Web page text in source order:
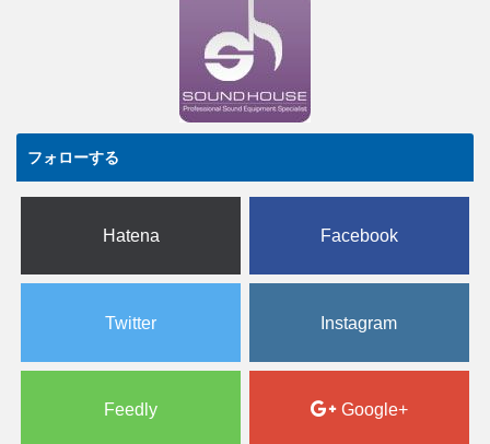
フォローする
Hatena Facebook
Twitter Instagram
Feedly Google+